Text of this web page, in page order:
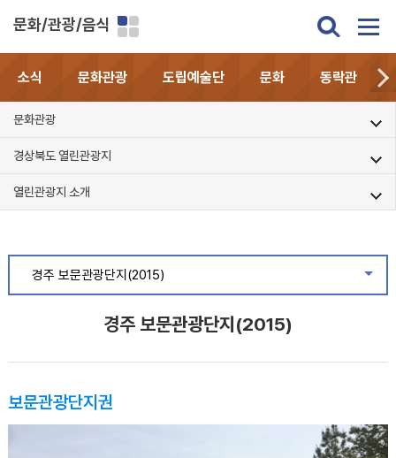
문화/관광/음식
소식 문화관광 도립예술단 문화 동락관
문화관광
경상북도 열린관광지
열린관광지 소개
경주 보문관광단지(2015)
경주 보문관광단지(2015)
보문관광단지권